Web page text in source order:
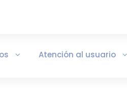
Atención al usuario